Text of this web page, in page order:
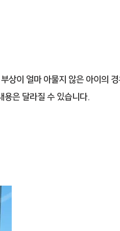
상이 얼마 아물지 않은 아이의
용은 달라질 수 있습니다.